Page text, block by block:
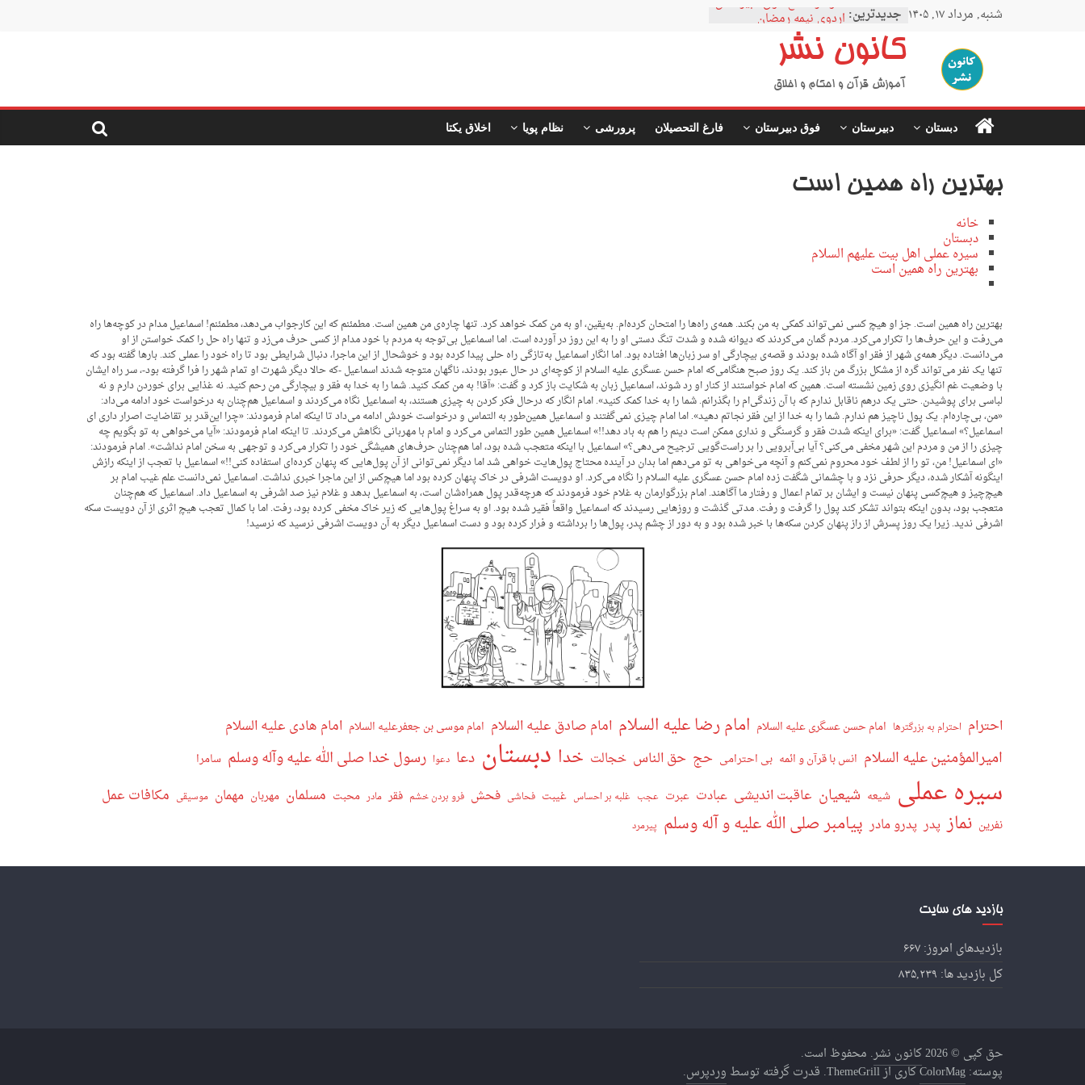
شنبه, مرداد ۱۷, ۱۴۰۵ جدیدترین: نمودار مقطع فوق دبیرستان
اردوی نیمه رمضان
اردوی نیمه شعبان
اردوی غدیر
اردوی محرم
کانون نشر
آموزش قرآن و احکام و اخلاق
دبستان دبیرستان فوق دبیرستان فارغ التحصیلان پرورشی نظام پویا اخلاق یکتا
بهترین راه همین است
خانه
دبستان
سیره عملی اهل بیت علیهم السلام
بهترین راه همین است
بهترین راه همین است. جز او هیچ کسی نمی‌تواند کمکی به من بکند. همه‌ی راه‌ها را امتحان کرده‌ام. به‌یقین، او به من کمک خواهد کرد. تنها چاره‌ی من همین است. مطمئنم که این کارجواب می‌دهد، مطمئنم! اسماعیل مدام در کوچه‌ها راه
می‌رفت و این حرف‌ها را تکرار می‌کرد. مردم گمان می‌کردند که دیوانه شده و شدت تنگ دستی او را به این روز در آورده است. اما اسماعیل بی‌توجه به مردم با خود مدام از کسی حرف می‌زد و تنها راه حل را کمک خواستن از او
می‌دانست. دیگر همه‌ی شهر از فقر او آگاه شده بودند و قصه‌ی بیچارگی او سر زبان‌ها افتاده بود. اما انگار اسماعیل به‌تازگی راه حلی پیدا کرده بود و خوشحال از این ماجرا، دنبال شرایطی بود تا راه خود را عملی کند. بارها گفته بود که
تنها یک نفر می‌تواند گره از مشکل بزرگ من باز کند. یک روز صبح هنگامی‌که امام حسن عسگری علیه السلام از کوچه‌ای در حال عبور بودند، ناگهان متوجه شدند اسماعیل -که حالا دیگر شهرت او تمام شهر را فرا گرفته بود-، سر راه ایشان
با وضعیت غم انگیزی روی زمین نشسته است. همین که امام خواستند از کنار او رد شوند، اسماعیل زبان به شکایت باز کرد و گفت: «آقا! به من کمک کنید. شما را به خدا به فقر و بیچارگی من رحم کنید. نه غذایی برای خوردن دارم و نه
لباسی برای پوشیدن. حتی یک درهم ناقابل ندارم که با آن زندگی‌ام را بگذرانم. شما را به خدا کمک کنید». امام انگار که درحال فکر کردن به چیزی هستند، به اسماعیل نگاه می‌کردند و اسماعیل هم‌چنان به درخواست خود ادامه می‌داد:
«من، بی‌چاره‌ام. یک پول ناچیز هم ندارم. شما را به خدا از این فقر نجاتم دهید». اما امام چیزی نمی‌گفتند و اسماعیل همین‌طور به التماس و درخواست خودش ادامه می‌داد تا اینکه امام فرمودند: «چرا این‌قدر بر تقاضایت اصرار داری ای
اسماعیل؟» اسماعیل گفت: «برای اینکه شدت فقر و گرسنگی و نداری ممکن است دینم را هم به باد دهد!!» اسماعیل همین طور التماس می‌کرد و امام با مهربانی نگاهش می‌کردند. تا اینکه امام فرمودند: «آیا می‌خواهی به تو بگویم چه
چیزی را از من و مردم این شهر مخفی می‌کنی؟ آیا بی‌آبرویی را بر راست‌گویی ترجیح می‌دهی؟» اسماعیل با اینکه متعجب شده بود، اما هم‌چنان حرف‌های همیشگی خود را تکرار می‌کرد و توجهی به سخن امام نداشت». امام فرمودند:
«ای اسماعیل! من، تو را از لطف خود محروم نمی‌کنم و آنچه می‌خواهی به تو می‌دهم اما بدان در آینده محتاج پول‌هایت خواهی شد اما دیگر نمی‌توانی از آن پول‌هایی که پنهان کرده‌ای استفاده کنی!!» اسماعیل با تعجب از اینکه رازش
اینگونه آشکار شده، دیگر حرفی نزد و با چشمانی شگفت زده امام حسن عسگری علیه السلام را نگاه می‌کرد. او دویست اشرفی در خاک پنهان کرده بود اما هیچ‌کس از این ماجرا خبری نداشت. اسماعیل نمی‌دانست علم غیب امام بر
هیچ‌چیز و هیچ‌کسی پنهان نیست و ایشان بر تمام اعمال و رفتار ما آگاهند. امام بزرگوارمان به غلام خود فرمودند که هرچه‌قدر پول همراه‌شان است، به اسماعیل بدهد و غلام نیز صد اشرفی به اسماعیل داد. اسماعیل که هم‌چنان
متعجب بود، بدون اینکه بتواند تشکر کند پول را گرفت و رفت. مدتی گذشت و روزهایی رسیدند که اسماعیل واقعاً فقیر شده بود. او به سراغ پول‌هایی که زیر خاک مخفی کرده بود، رفت. اما با کمال تعجب هیچ اثری از آن دویست سکه
اشرفی ندید. زیرا یک روز پسرش از راز پنهان کردن سکه‌ها با خبر شده بود و به دور از چشم پدر، پول‌ها را برداشته و فرار کرده بود و دست اسماعیل دیگر به آن دویست اشرفی نرسید که نرسید!
احترام احترام به بزرگترها امام حسن عسگری علیه السلام امام رضا علیه السلام امام صادق علیه السلام امام موسی بن جعفرعلیه السلام امام هادی علیه السلام
امیرالمؤمنین علیه السلام انس با قرآن و ائمه بی احترامی حج حق الناس خجالت خدا دبستان دعا دعوا رسول خدا صلی الله علیه وآله وسلم سامرا
سیره عملی شیعه شیعیان عاقبت اندیشی عبادت عبرت عجب غلبه بر احساس غیبت فحاشی فحش فرو بردن خشم فقر مادر محبت مسلمان مهربان مهمان موسیقی مکافات عمل
نفرین نماز پدر پدرو مادر پیامبر صلی الله علیه و آله وسلم پیرمرد
بازدید های سایت
بازدیدهای امروز:۶۶۷
کل بازدید ها: ۸۳۵,۲۳۹
حق کپی © 2026 کانون نشر. محفوظ است.
پوسته:ColorMagکاری از ThemeGrill. قدرت گرفته توسط وردپرس.